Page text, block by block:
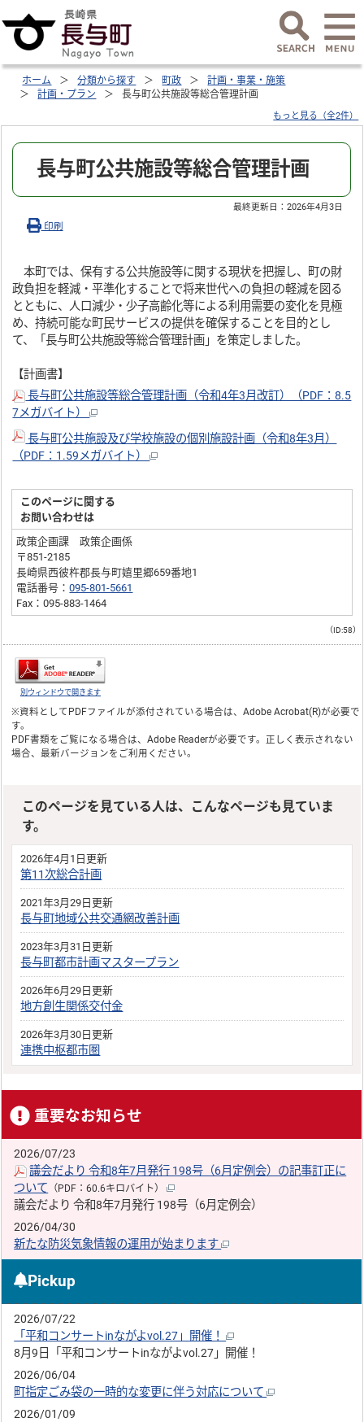
ホーム 分類から探す 町政
計画・事業・施策
計画・プラン
長与町公共施設等総合管理計画
もっと見る（全2件）
長与町公共施設等総合管理計画
最終更新日：2026年4月3日
印刷
本町では、保有する公共施設等に関する現状を把握し、町の財
政負担を軽減・平準化することで将来世代への負担の軽減を図る
とともに、人口減少・少子高齢化等による利用需要の変化を見極
め、持続可能な町民サービスの提供を確保することを目的とし
て、「長与町公共施設等総合管理計画」を策定しました。
【計画書】
長与町公共施設等総合管理計画（令和4年3月改訂）（PDF：8.5
7メガバイト）
長与町公共施設及び学校施設の個別施設計画（令和8年3月）
（PDF：1.59メガバイト）
このページに関する
お問い合わせは
政策企画課 政策企画係
〒851-2185
長崎県西彼杵郡長与町嬉里郷659番地1
電話番号：095-801-5661
Fax：095-883-1464
（ID:58）
別ウィンドウで開きます
※資料としてPDFファイルが添付されている場合は、Adobe Acrobat(R)が必要で
す。
PDF書類をご覧になる場合は、Adobe Readerが必要です。正しく表示されない
場合、最新バージョンをご利用ください。
このページを見ている人は、こんなページも見ていま
す。
2026年4月1日更新
第11次総合計画
2021年3月29日更新
長与町地域公共交通網改善計画
2023年3月31日更新
長与町都市計画マスタープラン
2026年6月29日更新
地方創生関係交付金
2026年3月30日更新
連携中枢都市圏
重要なお知らせ
2026/07/23
議会だより 令和8年7月発行 198号（6月定例会）の記事訂正に
ついて （PDF：60.6キロバイト）
議会だより 令和8年7月発行 198号（6月定例会）
2026/04/30
新たな防災気象情報の運用が始まります
Pickup
2026/07/22
「平和コンサートinながよvol.27」開催！
8月9日「平和コンサートinながよvol.27」開催！
2026/06/04
町指定ごみ袋の一時的な変更に伴う対応について
2026/01/09